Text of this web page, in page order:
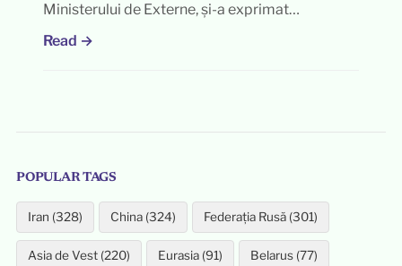
Ministerului de Externe, și-a exprimat…
Read →
POPULAR TAGS
Iran (328) China (324) Federația Rusă (301)
Asia de Vest (220) Eurasia (91) Belarus (77)